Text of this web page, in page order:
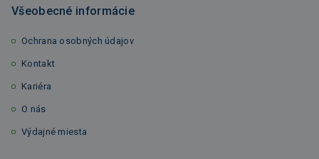
Všeobecné informácie
Ochrana osobných údajov
Kontakt
Kariéra
O nás
Výdajné miesta